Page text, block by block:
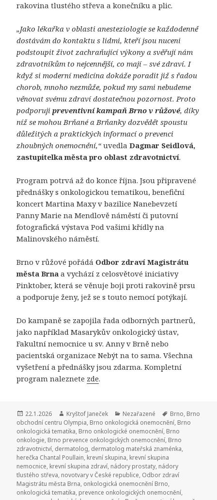
rakovina tlustého střeva a konečníku a plic.
„Jako lékařka v oblasti anesteziologie se každodenně
dostávám do kontaktu s lidmi, kteří jsou nuceni
podstoupit život zachraňující výkony a svěřují nám
zdravotníkům to nejcennější, co mají – své zdraví. I
když si moderní medicína dokáže poradit již s řadou
chorob, mnoho nezmůže, pokud my sami nebudeme
věnovat svému zdraví dostatečnou pozornost. Proto
podporujipreventivní kampaň Brno v růžové, díky
níž se mohou Brňané a Brňanky dozvědět spoustu
důležitých a praktických informací o prevenci
zhoubných onemocnění,“uvedla Dagmar Seidlová,
zastupitelka města pro oblast zdravotnictví.
Program potrvá až do konce října. Jsou připravené
přednášky s onkologickou tematikou, benefiční
koncert Martina Maxy v bazilice Nanebevzetí
Panny Marie na Mendlově náměstí či putovní
fotografická výstava Pod vašimi křídly na
Malinovského náměstí.
Brno v růžové pořádá Odbor zdraví Magistrátu
města Brna a vychází z celosvětové iniciativy
Pinktober, která se věnuje boji proti rakovině prsu
a podporuje ženy, jež se s touto nemocí potýkají.
Do kampaně se zapojila řada odborných partnerů,
jako například Masarykův onkologický ústav,
Fakultní nemocnice u sv. Anny v Brně nebo
pacientská organizace Nebýt na to sama. Všechna
vyšetření a přednášky jsou zdarma. Kompletní
program naleznete zde.
Publikováno:
22.1.2026 Autor:
Kryštof Janeček Rubriky:
Nezařazené Štítky:
Brno, Brno
obchodní centru Olympia, Brno onkologická onemocnění, Brno
onkologická tematika, Brno onkologické onemocnění, Brno
onkologie, Brno prevence onkologických onemocnění, Brno
zdravotnictví, dermatolog, dermatolog mateřská znaménka,
herečka Chantal Poullain, krevní skupina, krevní skupina
nemocnice, krevní skupina zdraví, nádory prostaty, nádory
tlustého střeva, novotvary v České republice, Odbor zdraví
Magistrátu města Brna, onkologická onemocnění Brno,
onkologická tematika, prevence onkologických onemocnění,